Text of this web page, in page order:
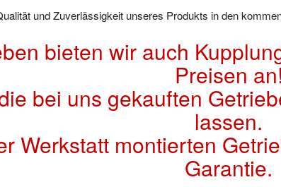
und Zuverlässigkeit unseres Produkts in den
bieten wir auch
Preisen an!
bei uns gekauften
lassen.
Werkstatt montierten
Garantie.